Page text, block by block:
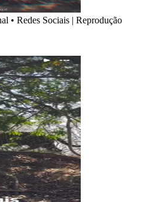
• Redes Sociais | Reprodução